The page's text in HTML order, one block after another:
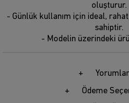
oluşturur.
- Günlük kullanım için ideal,
sahiptir.
- Modelin üzerindeki
Yorumlar
Ödeme